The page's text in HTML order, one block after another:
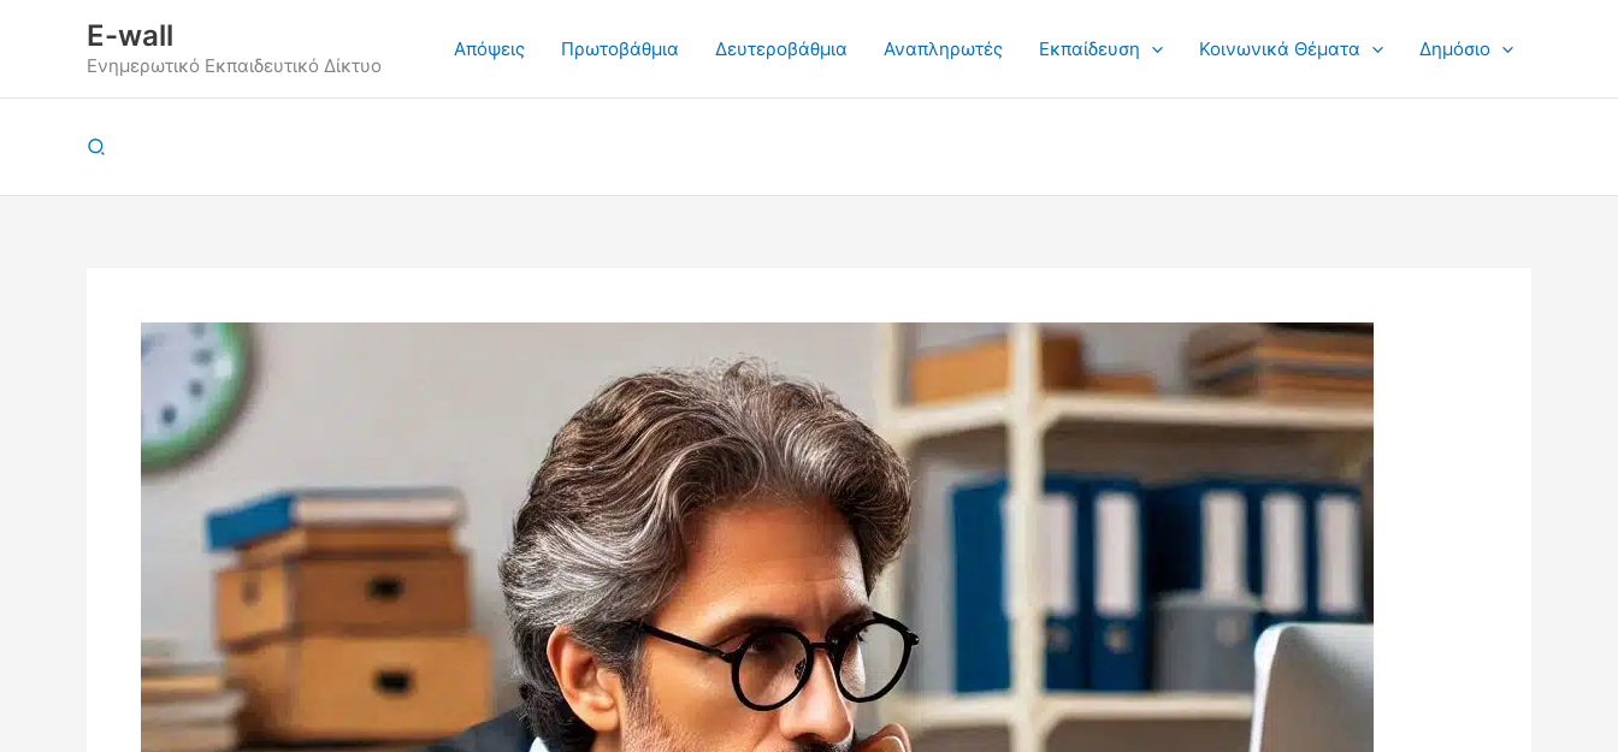
περιεχόμενο
E-wall
Ενημερωτικό Εκπαιδευτικό Δίκτυο
Απόψεις Πρωτοβάθμια Δευτεροβάθμια Αναπληρωτές Εκπαίδευση Κοινωνικά Θέματα Δημόσιο
Αναζήτηση